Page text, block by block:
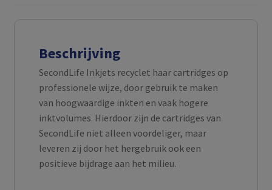
Beschrijving
SecondLife Inkjets recyclet haar cartridges op
professionele wijze, door gebruik te maken
van hoogwaardige inkten en vaak hogere
inktvolumes. Hierdoor zijn de cartridges van
SecondLife niet alleen voordeliger, maar
leveren zij door het hergebruik ook een
positieve bijdrage aan het milieu.